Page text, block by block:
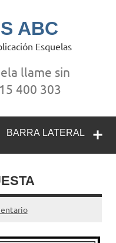
ABC
Esquelas
llame sin
400 303
BARRA LATERAL